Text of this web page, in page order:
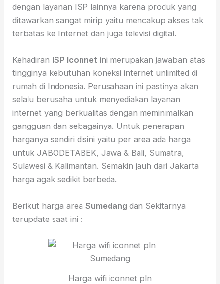
dengan layanan ISP lainnya karena produk yang
ditawarkan sangat mirip yaitu mencakup akses tak
terbatas ke Internet dan juga televisi digital.
Kehadiran ISP Iconnet ini merupakan jawaban atas
tingginya kebutuhan koneksi internet unlimited di
rumah di Indonesia. Perusahaan ini pastinya akan
selalu berusaha untuk menyediakan layanan
internet yang berkualitas dengan meminimalkan
gangguan dan sebagainya. Untuk penerapan
harganya sendiri disini yaitu per area ada harga
untuk JABODETABEK, Jawa & Bali, Sumatra,
Sulawesi & Kalimantan. Semakin jauh dari Jakarta
harga agak sedikit berbeda.
Berikut harga areaSumedangdan Sekitarnya
terupdate saat ini :
Harga wifi iconnet pln